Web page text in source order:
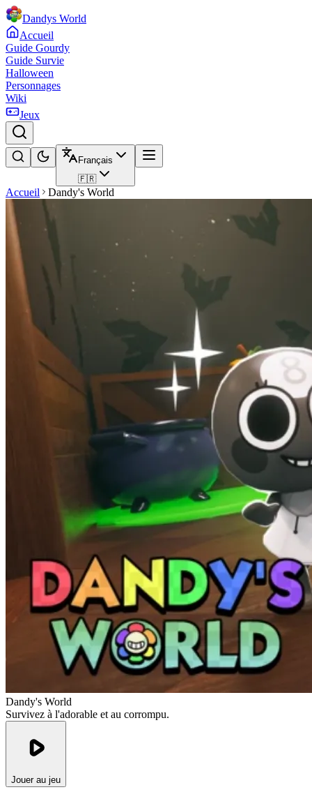
Dandys World
Accueil
Guide Gourdy
Guide Survie
Halloween
Personnages
Wiki
Jeux
Français
🇫🇷
Accueil Dandy's World
Dandy's World
Survivez à l'adorable et au corrompu.
Jouer au jeu